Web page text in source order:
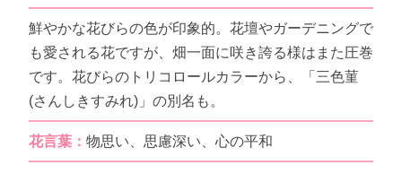
鮮やかな花びらの色が印象的。花壇やガーデニングで
も愛される花ですが、畑一面に咲き誇る様はまた圧巻
です。花びらのトリコロールカラーから、「三色菫
(さんしきすみれ)」の別名も。
花言葉： 物思い、思慮深い、心の平和